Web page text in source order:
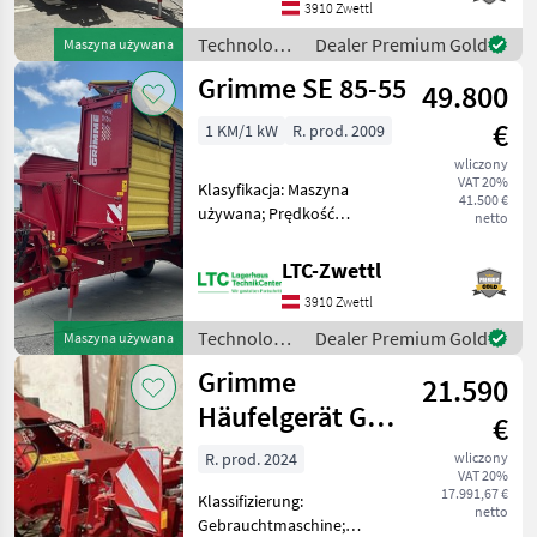
Maszyna używana
Klumpenabtrennung;
Service Historie: Ja; Anzahl
Vorbesitzer: 1; Wei
3910 Zwettl
Technologia
ziemniaczana
/ Grimme
Dealer Premium Gold
Maszyna używana
Grimme SE 85-55 49.800
€
wliczony
VAT 20%
41.500 €
netto
1 KM/1 kW R. prod. 2009
Klasyfikacja: Maszyna
używana; Prędkość
Skoszona powierzchnia:
667; Numer seryjny/Numer
podwozia: N/A; Skręt dyszla:
Tak; Stół sortujący: Tak;
LTC-Zwettl
3910 Zwettl
Technologia
ziemniaczana
/ Grimme
Dealer Premium Gold
Grimme
Häufelgerät GH
4RG Oeko
21.590
€
wliczony
VAT 20%
17.991,67 €
netto
R. prod. 2024
Klassifizierung:
Gebrauchtmaschine;